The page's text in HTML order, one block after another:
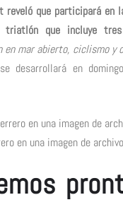
reveló que participará en
que incluye tres
en mar abierto, ciclismo y
desarrollará en
en una imagen de